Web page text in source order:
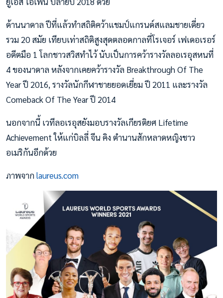
ด้านนาดาล ปีที่แล้วทำสถิติคว้าแชมป์แกรนด์สแลมชายเดี่ยว
รวม 20 สมัย เทียบเท่าสถิติสูงสุดตลอดกาลที่โรเจอร์ เฟเดอเรอร์
อดีตมือ 1 โลกชาวสวิสทำไว้ นับเป็นการคว้ารางวัลลอเรอุสหนที่
4 ของนาดาล หลังจากเคยคว้ารางวัล Breakthrough Of The
Year ปี 2016, รางวัลนักกีฬาชายยอดเยี่ยม ปี 2011 และรางวัล
Comeback Of The Year ปี 2014
นอกจากนี้ เวทีลอเรอุสยังมอบรางวัลเกียรติยศ Lifetime
Achievement ให้แก่บิลลี่ จีน คิง ตำนานสักหลาดหญิงชาว
อเมริกันอีกด้วย
ภาพจากlaureus.com